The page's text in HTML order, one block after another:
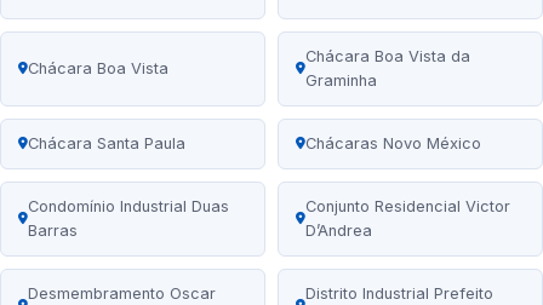
Chácara Boa Vista
Chácara Boa Vista da
Graminha
Chácara Santa Paula Chácaras Novo México
Condomínio Industrial Duas
Barras
Conjunto Residencial Victor
D’Andrea
Desmembramento Oscar
Distrito Industrial Prefeito